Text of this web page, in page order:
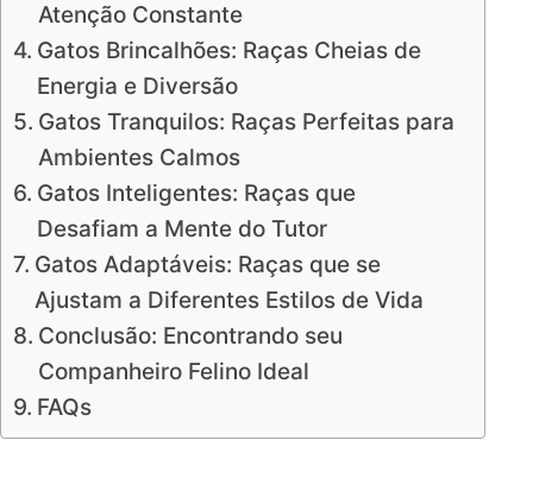
Atenção Constante
Gatos Brincalhões: Raças Cheias de
Energia e Diversão
Gatos Tranquilos: Raças Perfeitas para
Ambientes Calmos
Gatos Inteligentes: Raças que
Desafiam a Mente do Tutor
Gatos Adaptáveis: Raças que se
Ajustam a Diferentes Estilos de Vida
Conclusão: Encontrando seu
Companheiro Felino Ideal
FAQs